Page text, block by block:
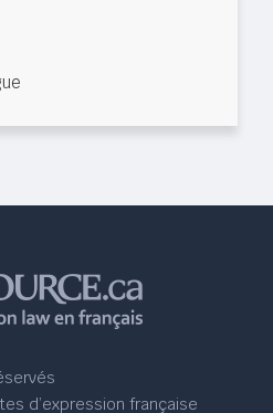
d’expression française